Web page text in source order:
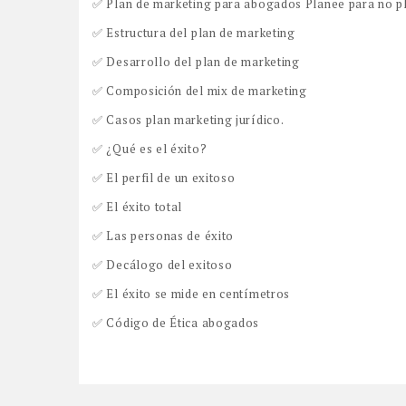
✅ Plan de marketing para abogados Planee para no
✅ Estructura del plan de marketing
✅ Desarrollo del plan de marketing
✅ Composición del mix de marketing
✅ Casos plan marketing jurídico.
✅ ¿Qué es el éxito?
✅ El perfil de un exitoso
✅ El éxito total
✅ Las personas de éxito
✅ Decálogo del exitoso
✅ El éxito se mide en centímetros
✅ Código de Ética abogados